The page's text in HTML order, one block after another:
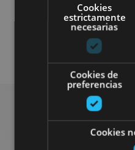
Cookies
estrictamente
necesarias
Cookies de
preferencias
Cookies